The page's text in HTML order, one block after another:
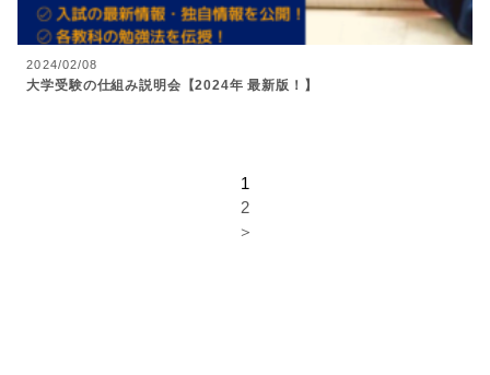
2024/02/08
大学受験の仕組み説明会【2024年 最新版！】
1
2
＞